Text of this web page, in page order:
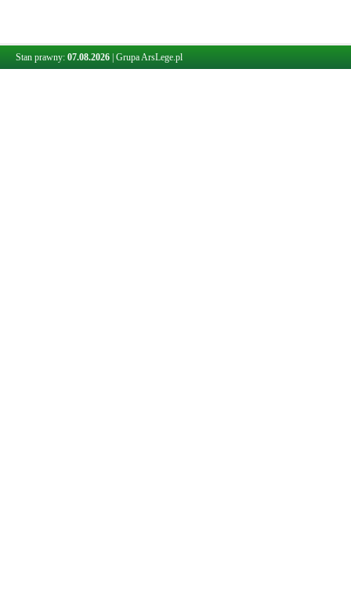
Stan prawny: 07.08.2026 Grupa ArsLege.pl